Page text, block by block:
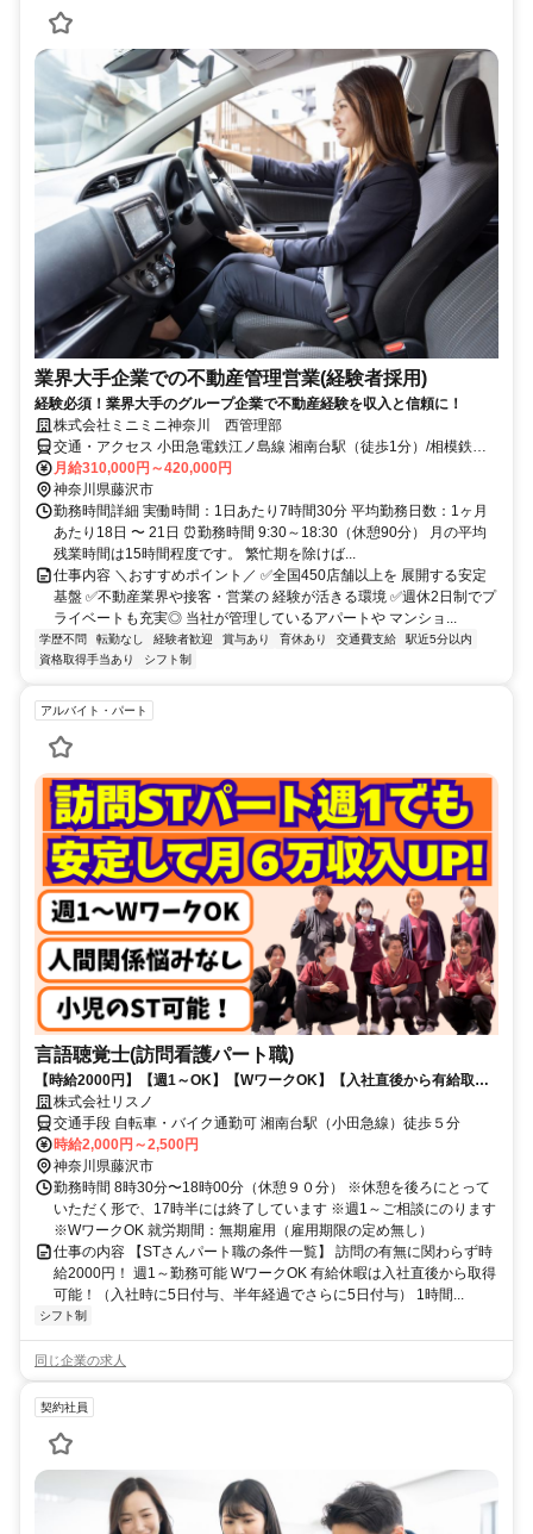
業界大手企業での不動産管理営業(経験者採用)
経験必須！業界大手のグループ企業で不動産経験を収入と信頼に！
株式会社ミニミニ神奈川 西管理部
交通・アクセス 小田急電鉄江ノ島線 湘南台駅（徒歩1分）/相模鉄道
いずみ野線 湘南台駅（徒歩1分）/横浜市営地下鉄ブルーライン 湘南
台駅（徒歩1分）
月給310,000円～420,000円
神奈川県藤沢市
勤務時間詳細 実働時間：1日あたり7時間30分 平均勤務日数：1ヶ月
あたり18日 〜 21日 ⏰勤務時間 9:30～18:30（休憩90分） 月の平均
残業時間は15時間程度です。 繁忙期を除けば...
仕事内容 ＼おすすめポイント／ ✅全国450店舗以上を 展開する安定
基盤 ✅不動産業界や接客・営業の 経験が活きる環境 ✅週休2日制でプ
ライベートも充実◎ 当社が管理しているアパートや マンショ...
学歴不問 転勤なし 経験者歓迎 賞与あり 育休あり 交通費支給
駅近5分以内
資格取得手当あり
シフト制
アルバイト・パート
言語聴覚士(訪問看護パート職)
【時給2000円】【週1～OK】【WワークOK】【入社直後から有給取得
可能】【訪問未経験OK】【小児のSTの経験可能！】
株式会社リスノ
交通手段 自転車・バイク通勤可 湘南台駅（小田急線）徒歩５分
時給2,000円～2,500円
神奈川県藤沢市
勤務時間 8時30分〜18時00分（休憩９０分） ※休憩を後ろにとって
いただく形で、17時半には終了しています ※週1～ご相談にのります
※WワークOK 就労期間：無期雇用（雇用期限の定め無し）
仕事の内容 【STさんパート職の条件一覧】 訪問の有無に関わらず時
給2000円！ 週1～勤務可能 WワークOK 有給休暇は入社直後から取得
可能！（入社時に5日付与、半年経過でさらに5日付与） 1時間...
シフト制
同じ企業の求人
契約社員